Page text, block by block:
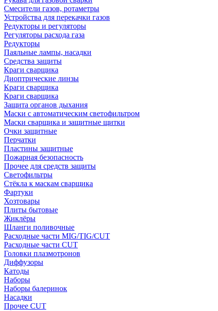
Смесители газов, ротаметры
Устройства для перекачки газов
Редукторы и регуляторы
Регуляторы расхода газа
Редукторы
Паяльные лампы, насадки
Средства защиты
Краги сварщика
Диоптрические линзы
Краги сварщика
Краги сварщика
Защита органов дыхания
Маски с автоматическим светофильтром
Маски сварщика и защитные щитки
Очки защитные
Перчатки
Пластины защитные
Пожарная безопасность
Прочее для средств защиты
Светофильтры
Стёкла к маскам сварщика
Фартуки
Хозтовары
Плиты бытовые
Жиклёры
Шланги поливочные
Расходные части MIG/TIG/CUT
Расходные части CUT
Головки плазмотронов
Диффузоры
Катоды
Наборы
Наборы балеринок
Насадки
Прочее CUT